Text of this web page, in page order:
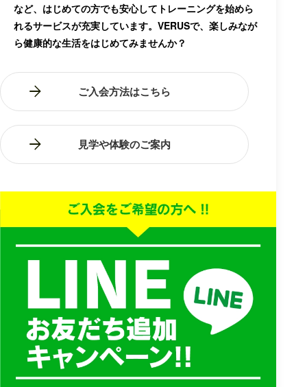
など、はじめての方でも安心してトレーニングを始めら
れるサービスが充実しています。VERUSで、楽しみなが
ら健康的な生活をはじめてみませんか？
ご入会方法はこちら
見学や体験のご案内